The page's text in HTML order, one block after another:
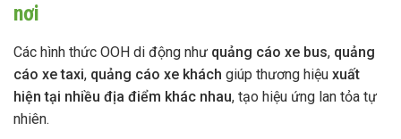
nơi
Các hình thức OOH di động như quảng cáo xe bus, quảng
cáo xe taxi, quảng cáo xe khách giúp thương hiệu xuất
hiện tại nhiều địa điểm khác nhau, tạo hiệu ứng lan tỏa tự
nhiên.